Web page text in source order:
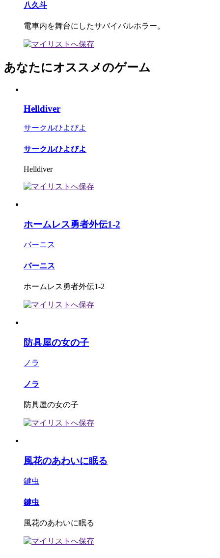
八久斗
電車内を舞台にしたサバイバルホラー。
あなたにオススメのゲーム
Helldiver
サークルひよびよ
サークルひよびよ
Helldiver
ホームレス勇者外伝1-2
バーニス
バーニス
ホームレス勇者外伝1-2
防具屋の女の子
ノラ
ノラ
防具屋の女の子
風花のあわいに眠る
鍵虫
鍵虫
風花のあわいに眠る